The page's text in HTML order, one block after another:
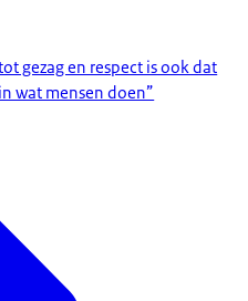
gezag en respect is ook dat
wat mensen doen”